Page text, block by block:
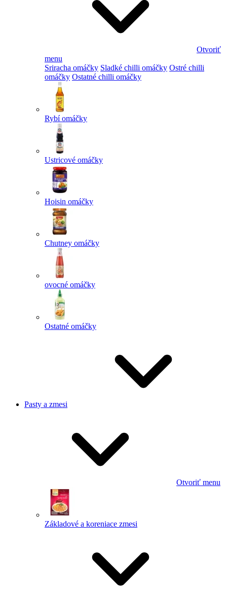
Otvoriť
menu
Sriracha omáčky Sladké chilli omáčky Ostré chilli
omáčky Ostatné chilli omáčky
Rybí omáčky
Ustricové omáčky
Hoisin omáčky
Chutney omáčky
ovocné omáčky
Ostatné omáčky
Pasty a zmesi
Otvoriť menu
Základové a koreniace zmesi